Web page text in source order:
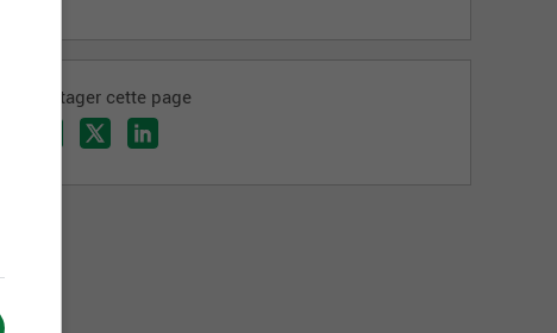
Partager cette page